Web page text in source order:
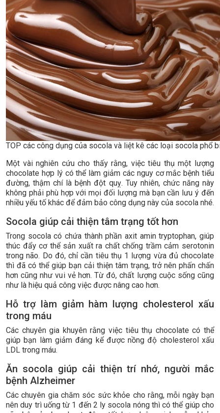
TOP các công dụng của socola và liệt kê các loại socola phổ
Một vài nghiên cứu cho thấy rằng, việc tiêu thụ một lượng
chocolate hợp lý có thể làm giảm các nguy cơ mắc bệnh tiểu
đường, thậm chí là bệnh đột quỵ. Tuy nhiên, chức năng này
không phải phù hợp với mọi đối lượng mà bạn cần lưu ý đến
nhiều yếu tố khác để đảm bảo công dụng này của socola nhé.
Socola giúp cải thiện tâm trạng tốt hơn
Trong socola có chứa thành phần axit amin tryptophan, giúp
thúc đẩy cơ thể sản xuất ra chất chống trầm cảm serotonin
trong não. Do đó, chỉ cần tiêu thụ 1 lượng vừa đủ chocolate
thì đã có thể giúp bạn cải thiện tâm trạng, trở nên phấn chấn
hơn cũng như vui vẻ hơn. Từ đó, chất lượng cuộc sống cũng
như là hiệu quả công việc được nâng cao hơn.
Hỗ trợ làm giảm hàm lượng cholesterol xấu
trong máu
Các chuyên gia khuyên rằng việc tiêu thụ chocolate có thể
giúp bạn làm giảm đáng kể được nồng độ cholesterol xấu
LDL trong máu.
Ăn socola giúp cải thiện trí nhớ, người mắc
bệnh Alzheimer
Các chuyên gia chăm sóc sức khỏe cho rằng, mỗi ngày bạn
nên duy trì uống từ 1 đến 2 ly socola nóng thì có thể giúp cho